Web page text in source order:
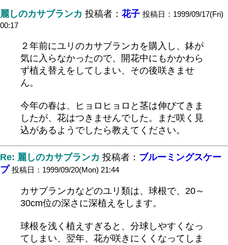
麗しのカサブランカ 投稿者： 花子 投稿日：1999/09/17(Fri)
00:17
２年前にユリのカサブランカを購入し、鉢が
気に入らなかったので、開花中にもかかわら
ず植え替えをしてしまい、その後咲きませ
ん。
今年の春は、ヒョロヒョロと茎は伸びてきま
したが、花はつきませんでした。まだ咲く見
込があるようでしたら教えてください。
Re: 麗しのカサブランカ 投稿者： ブルーミングスケー
プ 投稿日：1999/09/20(Mon) 21:44
カサブランカなどのユリ類は、球根で、20～
30cm位の深さに深植えをします。
球根を浅く植えすぎると、分球しやすくなっ
てしまい、翌年、花が咲きにくくなってしま